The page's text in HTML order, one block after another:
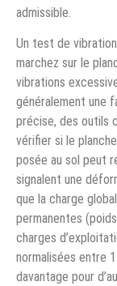
admissible.
Un test de
marchez sur le
vibrations
généralement une
précise, des outils
vérifier si le
posée au sol peut
signalent une
que la charge
permanentes
charges
normalisées entre
davantage pour